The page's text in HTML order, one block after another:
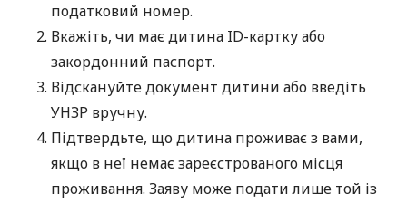
податковий номер.
Вкажіть, чи має дитина ID-картку або
закордонний паспорт.
Відскануйте документ дитини або введіть
УНЗР вручну.
Підтвердьте, що дитина проживає з вами,
якщо в неї немає зареєстрованого місця
проживання. Заяву може подати лише той із